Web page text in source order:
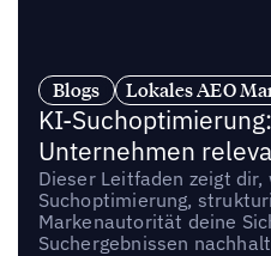
Blogs Lokales AEO
KI-
Unternehmen
Dieser Leitfaden zeigt
Suchoptimierung,
Markenautorität deine
Suchergebnissen